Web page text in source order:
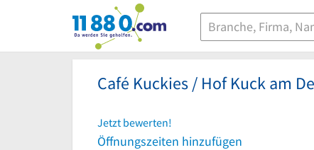
11880.com
Café Kuckies / Hof Kuck am
Jetzt bewerten!
Öffnungszeiten hinzufügen